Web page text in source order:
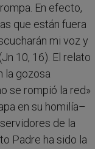
En efecto,
que están fuera
mi voz y
10, 16). El relato
la gozosa
se rompió la red»
en su homilía–
de la
Padre ha sido la